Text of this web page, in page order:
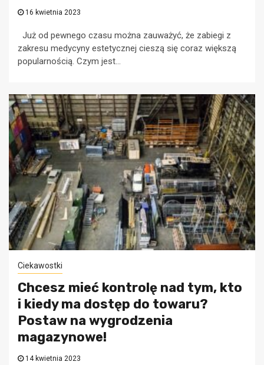
16 kwietnia 2023
Już od pewnego czasu można zauważyć, że zabiegi z
zakresu medycyny estetycznej cieszą się coraz większą
popularnością. Czym jest...
Ciekawostki
Chcesz mieć kontrolę nad tym, kto
i kiedy ma dostęp do towaru?
Postaw na wygrodzenia
magazynowe!
14 kwietnia 2023